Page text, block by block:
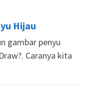
Hijau
gambar penyu
Caranya kita